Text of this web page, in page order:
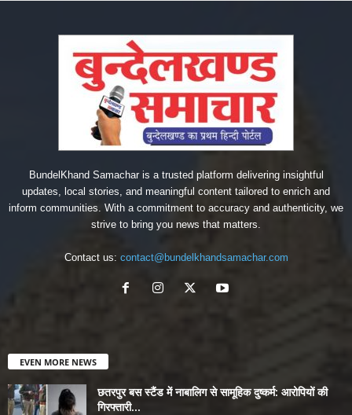
BundelKhand Samachar is a trusted platform delivering insightful
updates, local stories, and meaningful content tailored to enrich and
inform communities. With a commitment to accuracy and authenticity, we
strive to bring you news that matters.
Contact us: contact@bundelkhandsamachar.com
EVEN MORE NEWS
छतरपुर बस स्टैंड में नाबालिग से सामूहिक दुष्कर्म: आरोपियों की
गिरफ्तारी...